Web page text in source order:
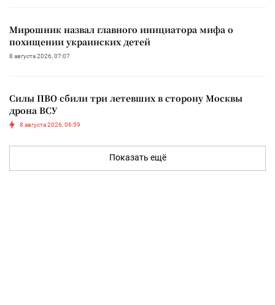
Мирошник назвал главного инициатора мифа о
похищении украинских детей
8 августа 2026, 07:07
Силы ПВО сбили три летевших в сторону Москвы
дрона ВСУ
8 августа 2026, 06:59
Показать ещё